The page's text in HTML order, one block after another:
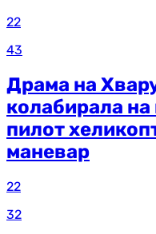
22
43
Драма на
колабирала
пилот
маневар
22
32